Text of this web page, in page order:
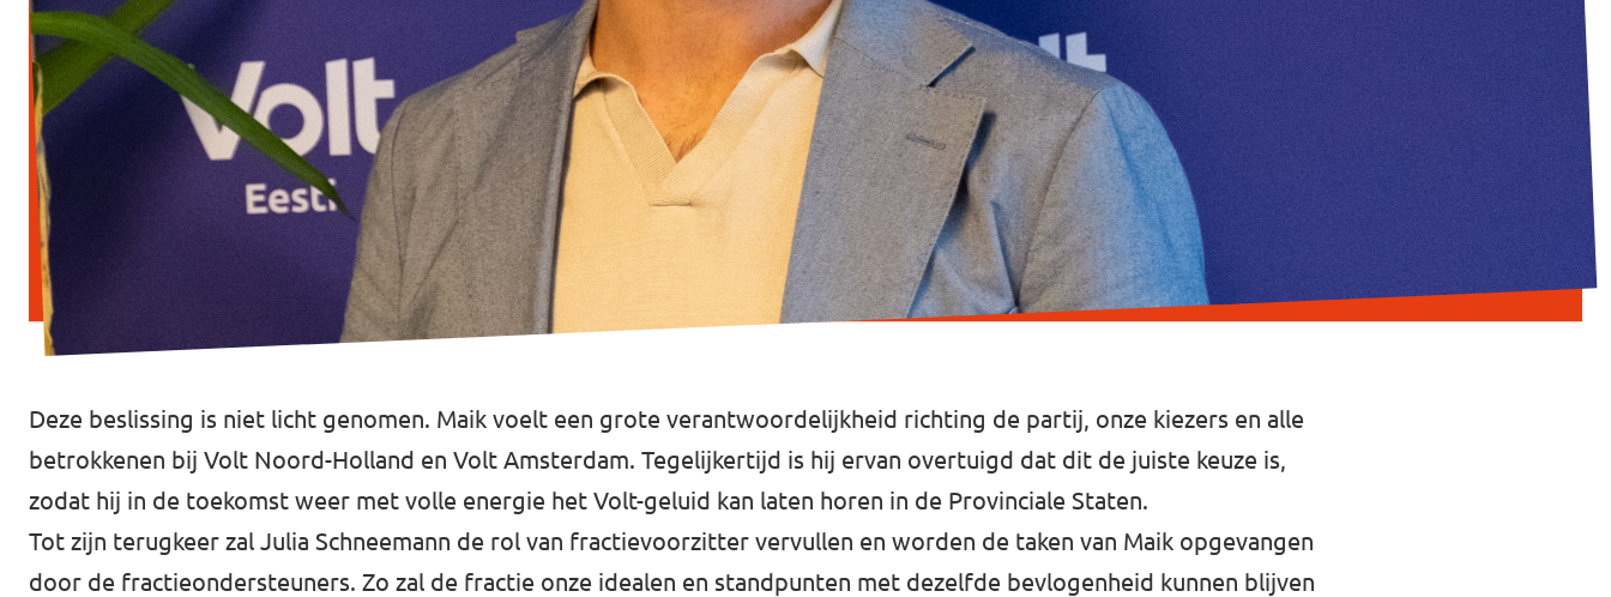
Deze beslissing is niet licht genomen. Maik voelt een grote verantwoordelijkheid richting de partij, onze kiezers en alle
betrokkenen bij Volt Noord-Holland en Volt Amsterdam. Tegelijkertijd is hij ervan overtuigd dat dit de juiste keuze is,
zodat hij in de toekomst weer met volle energie het Volt-geluid kan laten horen in de Provinciale Staten.
Tot zijn terugkeer zal Julia Schneemann de rol van fractievoorzitter vervullen en worden de taken van Maik opgevangen
door de fractieondersteuners. Zo zal de fractie onze idealen en standpunten met dezelfde bevlogenheid kunnen blijven